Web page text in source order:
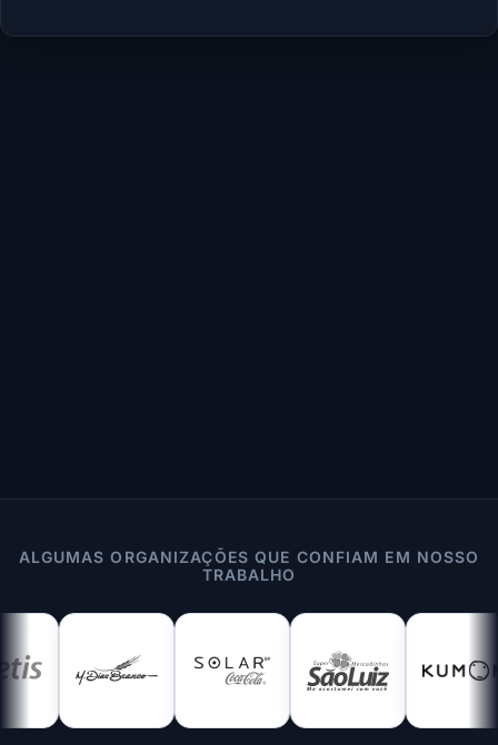
ALGUMAS ORGANIZAÇÕES QUE CONFIAM EM NOSSO
TRABALHO